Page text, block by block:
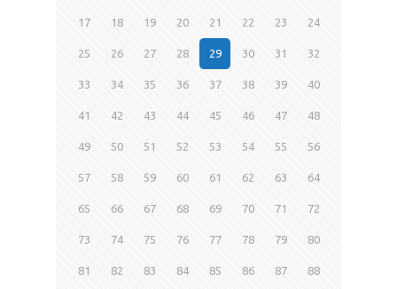
17 18 19 20 21 22 23 24
25 26 27 28 29 30 31 32
33 34 35 36 37 38 39 40
41 42 43 44 45 46 47 48
49 50 51 52 53 54 55 56
57 58 59 60 61 62 63 64
65 66 67 68 69 70 71 72
73 74 75 76 77 78 79 80
81 82 83 84 85 86 87 88